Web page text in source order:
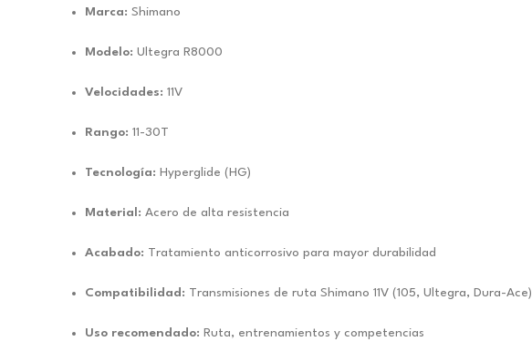
Marca: Shimano
Modelo: Ultegra R8000
Velocidades: 11V
Rango: 11-30T
Tecnología: Hyperglide (HG)
Material: Acero de alta resistencia
Acabado: Tratamiento anticorrosivo para mayor durabilidad
Compatibilidad: Transmisiones de ruta Shimano 11V (105, Ultegra, Dura-Ace)
Uso recomendado: Ruta, entrenamientos y competencias